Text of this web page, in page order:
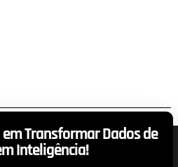
Transformar Dados de
Inteligência!